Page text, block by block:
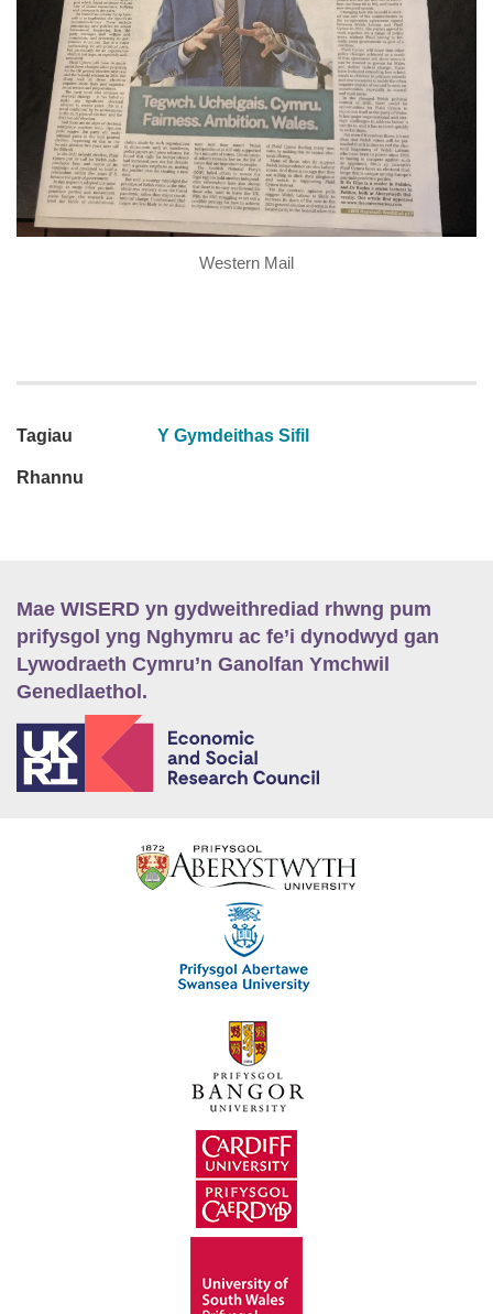
Western Mail
Tagiau Y Gymdeithas Sifil
Rhannu
Mae WISERD yn gydweithrediad rhwng pum
prifysgol yng Nghymru ac fe’i dynodwyd gan
Lywodraeth Cymru’n Ganolfan Ymchwil
Genedlaethol.